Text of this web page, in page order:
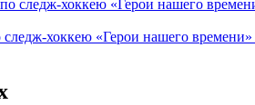
хоккею «Герои нашего